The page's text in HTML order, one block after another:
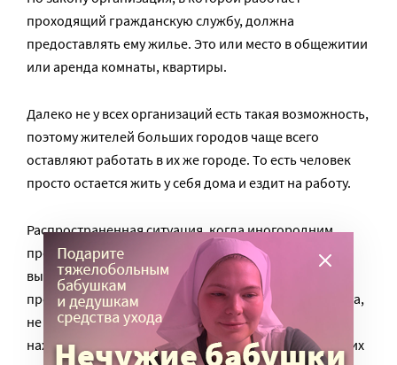
проходящий гражданскую службу, должна
предоставлять ему жилье. Это или место в общежитии
или аренда комнаты, квартиры.
Далеко не у всех организаций есть такая возможность,
поэтому жителей больших городов чаще всего
оставляют работать в их же городе. То есть человек
просто остается жить у себя дома и ездит на работу.
Распространенная ситуация, когда иногородним,
проходящим АГС в домах инвалидов и престарелых,
выделяют несколько комнат в корпусе с
проживающими. Получается, что в течение 21 месяца,
не считая отпуска, альтернативщики должны
находиться на своем рабочем месте. При этом для них